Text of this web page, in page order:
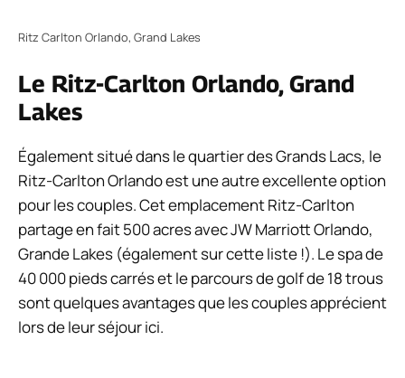
Ritz Carlton Orlando, Grand Lakes
Le Ritz-Carlton Orlando, Grand
Lakes
Également situé dans le quartier des Grands Lacs, le
Ritz-Carlton Orlando est une autre excellente option
pour les couples. Cet emplacement Ritz-Carlton
partage en fait 500 acres avec JW Marriott Orlando,
Grande Lakes (également sur cette liste !). Le spa de
40 000 pieds carrés et le parcours de golf de 18 trous
sont quelques avantages que les couples apprécient
lors de leur séjour ici.